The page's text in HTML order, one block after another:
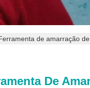
de amarração
De